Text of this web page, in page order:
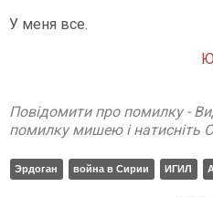
У меня все.
Повідомити про помилку -
помилку мишею і натисніть
Эрдоган война в Сирии ИГИЛ